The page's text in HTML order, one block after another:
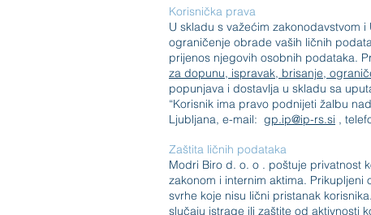
Korisnička prava
U skladu s važećim zakonodavstvom
ograničenje obrade vaših ličnih
prijenos njegovih osobnih podataka.
za dopunu, ispravak, brisanje,
popunjava i dostavlja u skladu sa
“Korisnik ima pravo podnijeti žalbu
Ljubljana, e-mail: gp.ip@ip-rs.si ,
Zaštita ličnih podataka
Modri Biro d. o. o . poštuje privatnost
zakonom i internim aktima.
svrhe koje nisu lični pristanak
slučaju istrage ili zaštite od aktivnosti